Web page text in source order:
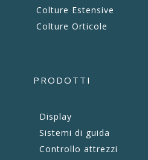
Colture Estensive
Colture Orticole
PRODOTTI
Display
Sistemi di guida
Controllo attrezzi